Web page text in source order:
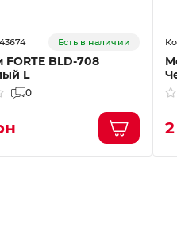
Есть в наличии
BLD-708
L
0